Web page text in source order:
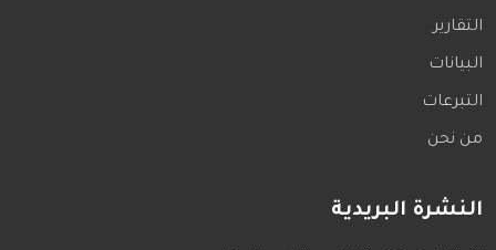
التقارير
البيانات
التبرعات
من نحن
النشرة البريدية